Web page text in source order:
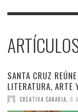
SANTA CRUZ
LITERATURA, ARTE
CREATIVA CANARIA, 6